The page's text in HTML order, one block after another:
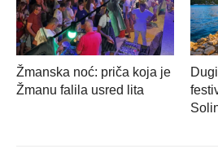
Žmanska noć: priča koja je
Žmanu falila usred lita